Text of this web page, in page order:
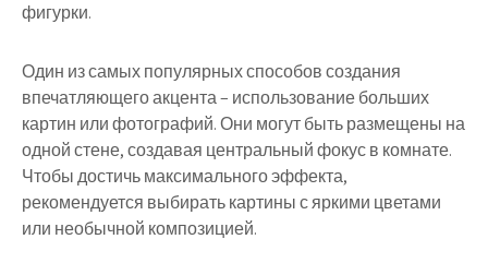
фигурки.
Один из самых популярных способов создания
впечатляющего акцента – использование больших
картин или фотографий. Они могут быть размещены на
одной стене, создавая центральный фокус в комнате.
Чтобы достичь максимального эффекта,
рекомендуется выбирать картины с яркими цветами
или необычной композицией.